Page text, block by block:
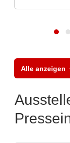
Alle anzeigen